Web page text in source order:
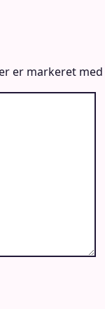
er markeret med